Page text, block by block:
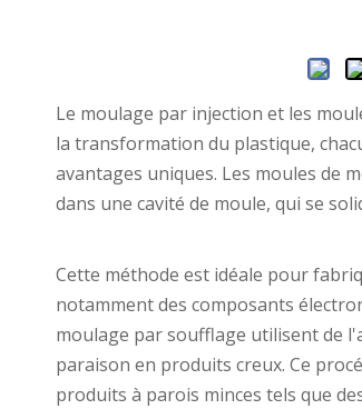
Le moulage par injection et les
la transformation du plastique,
avantages uniques. Les moules de
dans une cavité de moule, qui se
Cette méthode est idéale pour
notamment des composants
moulage par soufflage utilisent de
paraison en produits creux. Ce
produits à parois minces tels que